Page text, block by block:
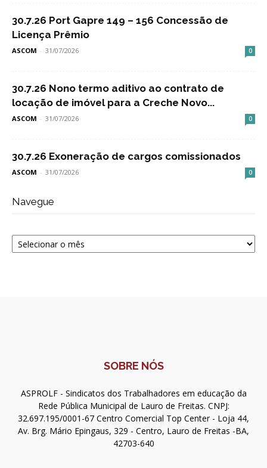
30.7.26 Port Gapre 149 – 156 Concessão de
Licença Prêmio
ASCOM - 31/07/2026 0
30.7.26 Nono termo aditivo ao contrato de
locação de imóvel para a Creche Novo...
ASCOM - 31/07/2026 0
30.7.26 Exoneração de cargos comissionados
ASCOM - 31/07/2026 0
Navegue
Navegue
SOBRE NÓS
ASPROLF - Sindicatos dos Trabalhadores em educação da
Rede Pública Municipal de Lauro de Freitas. CNPJ:
32.697.195/0001-67 Centro Comercial Top Center - Loja 44,
Av. Brg. Mário Epingaus, 329 - Centro, Lauro de Freitas -BA,
42703-640